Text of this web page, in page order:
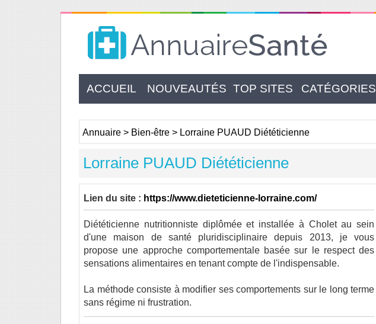
ACCUEIL NOUVEAUTÉS TOP SITES CATÉGORIES
Annuaire > Bien-être > Lorraine PUAUD Diététicienne
Lorraine PUAUD Diététicienne
Lien du site : https://www.dieteticienne-lorraine.com/
Diététicienne nutritionniste diplômée et installée à Cholet au sein
d'une maison de santé pluridisciplinaire depuis 2013, je vous
propose une approche comportementale basée sur le respect des
sensations alimentaires en tenant compte de l'indispensable.
La méthode consiste à modifier ses comportements sur le long terme
sans régime ni frustration.